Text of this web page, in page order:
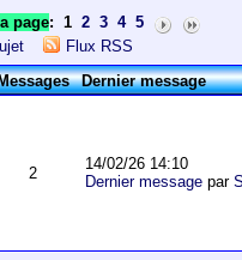
page: 1 2 3 4 5
Flux RSS
Dernier message
2
14/02/26 14:10
Dernier messagepar